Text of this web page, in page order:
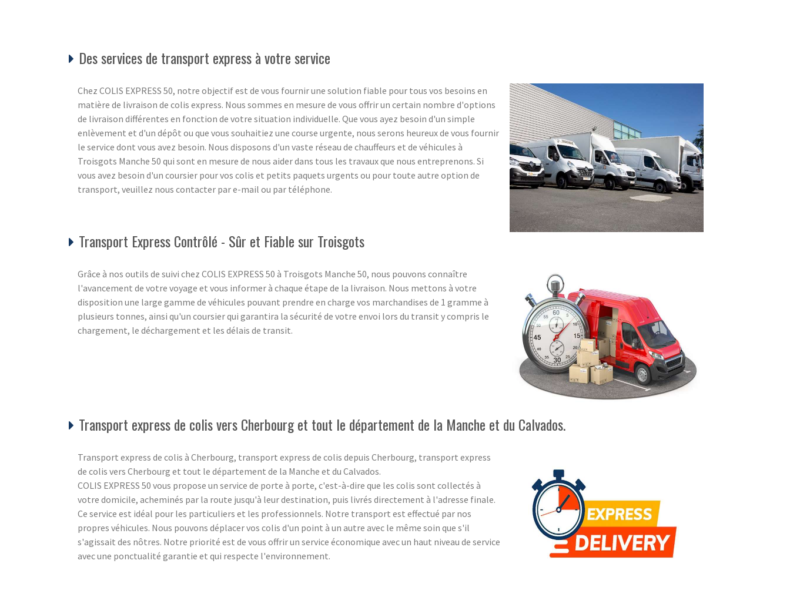
Des services de transport express à votre service
Chez COLIS EXPRESS 50, notre objectif est de vous fournir une solution fiable pour tous vos besoins en
matière de livraison de colis express. Nous sommes en mesure de vous offrir un certain nombre d'options
de livraison différentes en fonction de votre situation individuelle. Que vous ayez besoin d'un simple
enlèvement et d'un dépôt ou que vous souhaitiez une course urgente, nous serons heureux de vous fournir
le service dont vous avez besoin. Nous disposons d'un vaste réseau de chauffeurs et de véhicules à
Troisgots Manche 50 qui sont en mesure de nous aider dans tous les travaux que nous entreprenons. Si
vous avez besoin d'un coursier pour vos colis et petits paquets urgents ou pour toute autre option de
transport, veuillez nous contacter par e-mail ou par téléphone.
Transport Express Contrôlé - Sûr et Fiable sur Troisgots
Grâce à nos outils de suivi chez COLIS EXPRESS 50 à Troisgots Manche 50, nous pouvons connaître
l'avancement de votre voyage et vous informer à chaque étape de la livraison. Nous mettons à votre
disposition une large gamme de véhicules pouvant prendre en charge vos marchandises de 1 gramme à
plusieurs tonnes, ainsi qu'un coursier qui garantira la sécurité de votre envoi lors du transit y compris le
chargement, le déchargement et les délais de transit.
Transport express de colis vers Cherbourg et tout le département de la Manche et du Calvados.
Transport express de colis à Cherbourg, transport express de colis depuis Cherbourg, transport express
de colis vers Cherbourg et tout le département de la Manche et du Calvados.
COLIS EXPRESS 50 vous propose un service de porte à porte, c'est-à-dire que les colis sont collectés à
votre domicile, acheminés par la route jusqu'à leur destination, puis livrés directement à l'adresse finale.
Ce service est idéal pour les particuliers et les professionnels. Notre transport est effectué par nos
propres véhicules. Nous pouvons déplacer vos colis d'un point à un autre avec le même soin que s'il
s'agissait des nôtres. Notre priorité est de vous offrir un service économique avec un haut niveau de service
avec une ponctualité garantie et qui respecte l'environnement.